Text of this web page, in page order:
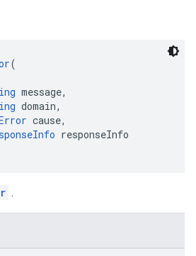
(
message,
domain,
cause,
responseInfo
.